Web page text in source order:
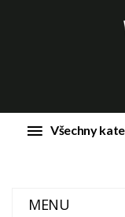
Všechny
MENU